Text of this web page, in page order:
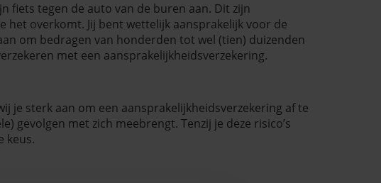
fiets tegen de auto van de buren aan. Dit zijn
overkomt. Jij bent wettelijk aansprakelijk voor de
om bedragen van honderden tot wel (tien) duizenden
met een aansprakelijkheidsverzekering.
je sterk aan om een aansprakelijkheidsverzekering af te
gevolgen met zich meebrengt. Tenzij je deze risico’s
keus.